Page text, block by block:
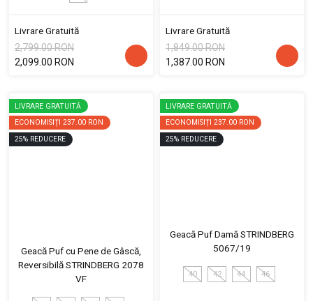
Livrare Gratuită
2,799.00 RON
2,099.00 RON
Livrare Gratuită
1,849.00 RON
1,387.00 RON
LIVRARE GRATUITĂ
ECONOMISIȚI 237.00 RON
25% REDUCERE
Geacă Puf cu Pene de Gâscă,
Reversibilă STRINDBERG 2078
VF
LIVRARE GRATUITĂ
ECONOMISIȚI 237.00 RON
25% REDUCERE
Geacă Puf Damă STRINDBERG
5067/19
40 42 44 46